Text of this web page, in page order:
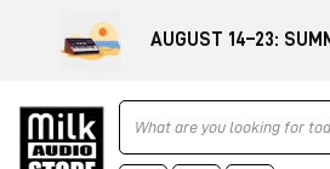
AUGUST 14–23:
Ricerca